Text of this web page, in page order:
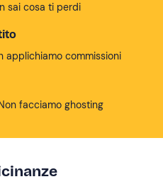
sai cosa ti perdi
applichiamo commissioni
facciamo ghosting